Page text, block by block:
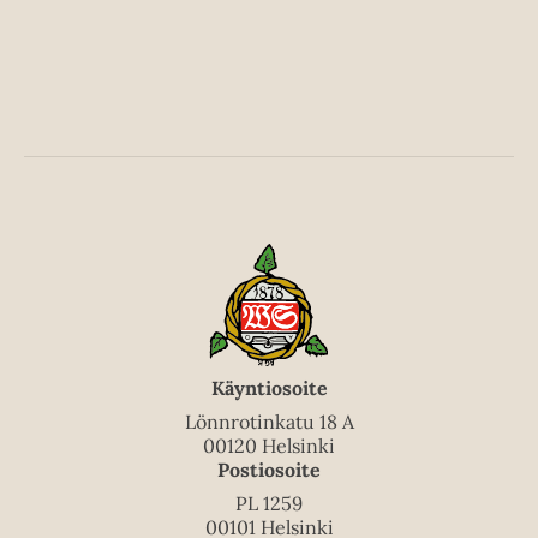
Käyntiosoite
Lönnrotinkatu 18 A
00120 Helsinki
Postiosoite
PL 1259
00101 Helsinki